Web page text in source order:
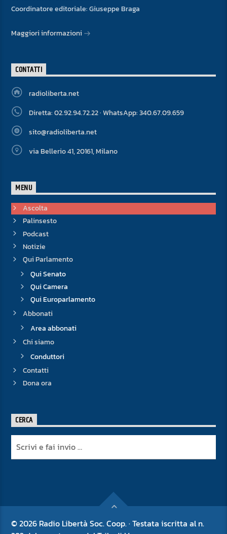
Coordinatore editoriale: Giuseppe Braga
Maggiori informazioni
CONTATTI
radioliberta.net
Diretta: 02.92.94.72.22 · WhatsApp: 340.67.09.659
sito@radioliberta.net
via Bellerio 41, 20161, Milano
MENU
Ascolta
Palinsesto
Podcast
Notizie
Qui Parlamento
Qui Senato
Qui Camera
Qui Europarlamento
Abbonati
Area abbonati
Chi siamo
Conduttori
Contatti
Dona ora
CERCA
© 2026 Radio Libertà Soc. Coop. · Testata iscritta al n.